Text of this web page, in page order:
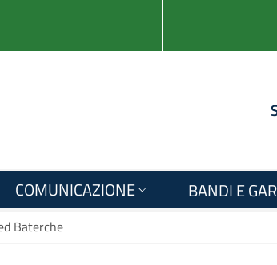
COMUNICAZIONE BANDI E
Baterche